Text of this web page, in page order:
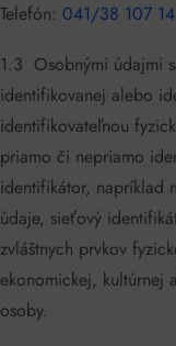
Telefón: 041/38 107 14
1.3 Osobnými údajmi
identifikovanej alebo
identifikovateľnou
priamo či nepriamo
identifikátor, napríklad
údaje, sieťový
zvláštnych prvkov
ekonomickej, kultúrnej
osoby.